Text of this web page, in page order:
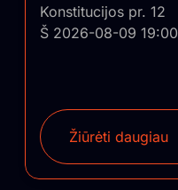
Konstitucijos pr. 12
Š 2026-08-09 19:00
Žiūrėti daugiau